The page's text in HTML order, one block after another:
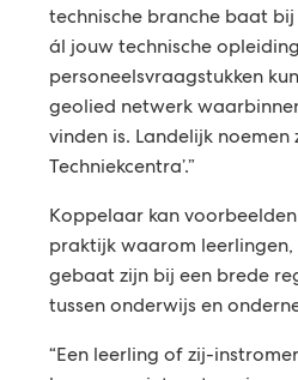
technische branche baat
ál jouw technische
personeelsvraagstukken
geolied netwerk
vinden is. Landelijk noemen
Techniekcentra’.”
Koppelaar kan
praktijk waarom
gebaat zijn bij een brede
tussen onderwijs en
“Een leerling of zij-